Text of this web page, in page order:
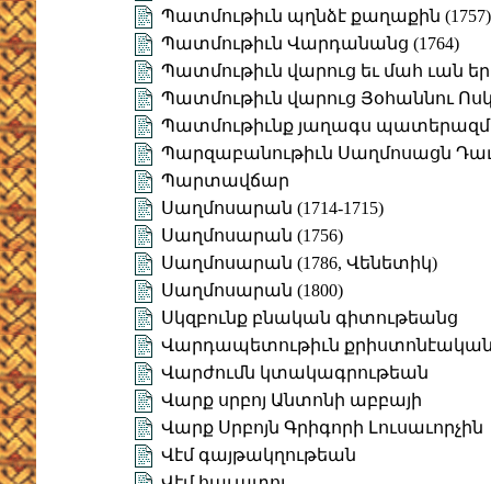
Պատմութիւն պղնձէ քաղաքին (1757)
Պատմութիւն Վարդանանց (1764)
Պատմութիւն վարուց եւ մահ ւան
Պատմութիւն վարուց Յօհաննու
Պատմութիւնք յաղագս
Պարզաբանութիւն Սաղմոսացն
Պարտավճար
Սաղմոսարան (1714-1715)
Սաղմոսարան (1756)
Սաղմոսարան (1786, Վենետիկ)
Սաղմոսարան (1800)
Սկզբունք բնական գիտութեանց
Վարդապետութիւն քրիստոնէական
Վարժումն կտակագրութեան
Վարք սրբոյ Անտոնի աբբայի
Վարք Սրբոյն Գրիգորի Լուսաւորչին
Վէմ գայթակղութեան